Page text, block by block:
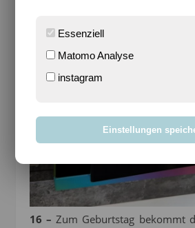
16 –Zum Geburtstag bekommt
Essenziell
Matomo Analyse
instagram
Einstellungen